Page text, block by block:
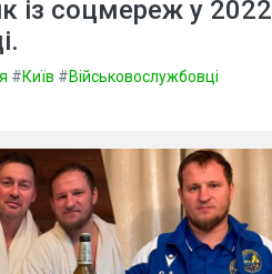
із соцмереж у 2022
#Київ #Військовослужбовці